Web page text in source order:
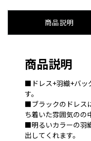
商品説明
商品説明
■ドレス+羽織+バッ
す。
■ブラックのドレス
ち着いた雰囲気のの
■明るいカラーの羽
出してくれます。